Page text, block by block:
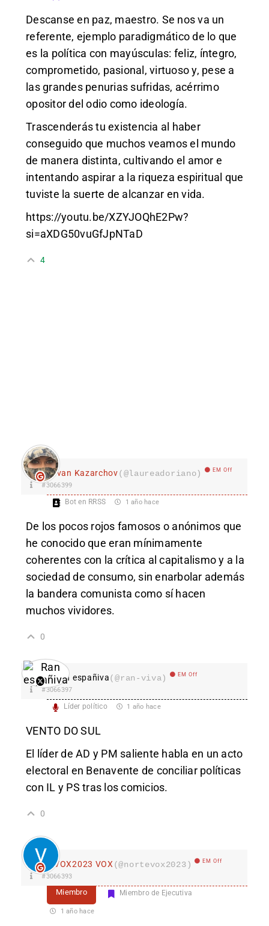
Descanse en paz, maestro. Se nos va un
referente, ejemplo paradigmático de lo que
es la política con mayúsculas: feliz, íntegro,
comprometido, pasional, virtuoso y, pese a
las grandes penurias sufridas, acérrimo
opositor del odio como ideología.
Trascenderás tu existencia al haber
conseguido que muchos veamos el mundo
de manera distinta, cultivando el amor e
intentando aspirar a la riqueza espiritual que
tuviste la suerte de alcanzar en vida.
https://youtu.be/XZYJOQhE2Pw?
si=aXDG50vuGfJpNTaD
4
Ivan Kazarchov(@laureadoriano) EM Off
#3066399
Bot en RRSS 1 año hace
De los pocos rojos famosos o anónimos que
he conocido que eran mínimamente
coherentes con la crítica al capitalismo y a la
sociedad de consumo, sin enarbolar además
la bandera comunista como sí hacen
muchos vividores.
0
Ran españiva(@ran-viva) EM Off
#3066397
Líder político 1 año hace
VENTO DO SUL
El líder de AD y PM saliente habla en un acto
electoral en Benavente de conciliar políticas
con IL y PS tras los comicios.
0
VOX2023 VOX (@nortevox2023) EM Off
#3066393
Miembro Miembro de Ejecutiva
1 año hace